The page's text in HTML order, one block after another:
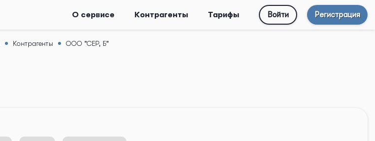
О сервисе Контрагенты Тарифы Войти Регистрация
Контрагенты ООО "СЕР, Б"